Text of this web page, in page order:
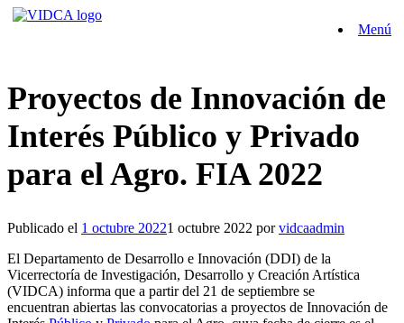
Saltar
Menú
Proyectos de Innovación de
Interés Público y Privado
para el Agro. FIA 2022
Publicado el 1 octubre 20221 octubre 2022 porvidcaadmin
El Departamento de Desarrollo e Innovación (DDI) de la
Vicerrectoría de Investigación, Desarrollo y Creación Artística
(VIDCA) informa que a partir del 21 de septiembre se
encuentran abiertas las convocatorias a proyectos de Innovación de